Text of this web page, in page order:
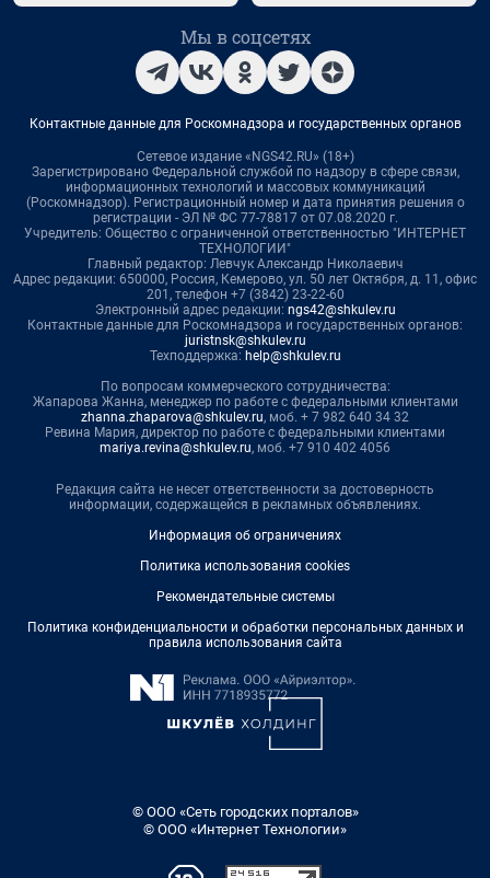
Мы в соцсетях
Контактные данные для Роскомнадзора и государственных органов
Сетевое издание «NGS42.RU» (18+)
Зарегистрировано Федеральной службой по надзору в сфере связи,
информационных технологий и массовых коммуникаций
(Роскомнадзор). Регистрационный номер и дата принятия решения о
регистрации - ЭЛ № ФС 77-78817 от 07.08.2020 г.
Учредитель: Общество с ограниченной ответственностью "ИНТЕРНЕТ
ТЕХНОЛОГИИ"
Главный редактор: Левчук Александр Николаевич
Адрес редакции: 650000, Россия, Кемерово, ул. 50 лет Октября, д. 11, офис
201, телефон +7 (3842) 23-22-60
Электронный адрес редакции: ngs42@shkulev.ru
Контактные данные для Роскомнадзора и государственных органов:
juristnsk@shkulev.ru
Техподдержка: help@shkulev.ru
По вопросам коммерческого сотрудничества:
Жапарова Жанна, менеджер по работе с федеральными клиентами
zhanna.zhaparova@shkulev.ru, моб. + 7 982 640 34 32
Ревина Мария, директор по работе с федеральными клиентами
mariya.revina@shkulev.ru, моб. +7 910 402 4056
Редакция сайта не несет ответственности за достоверность
информации, содержащейся в рекламных объявлениях.
Информация об ограничениях
Политика использования cookies
Рекомендательные системы
Политика конфиденциальности и обработки персональных данных и
правила использования сайта
© ООО «Сеть городских порталов»
© ООО «Интернет Технологии»